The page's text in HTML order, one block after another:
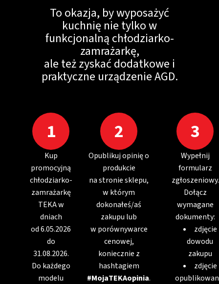
To okazja, by wyposażyć
kuchnię nie tylko w
funkcjonalną chłodziarko-
zamrażarkę,
ale też zyskać dodatkowe i
praktyczne urządzenie AGD.
1
Kup
promocyjną
chłodziarko-
zamrażarkę
TEKA w
dniach
od 6.05.2026
do
31.08.2026.
Do każdego
modelu
2
Opublikuj opinię o
produkcie
na stronie sklepu,
w którym
dokonałeś/aś
zakupu lub
w porównywarce
cenowej,
koniecznie z
hashtagiem
#MojaTEKAopinia.
3
Wypełnij
formularz
zgłoszeniowy.
Dołącz
wymagane
dokumenty:
zdjęcie
dowodu
zakupu
zdjęcie